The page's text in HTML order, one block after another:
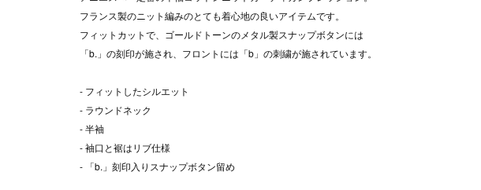
フランス製のニット編みのとても着心地の良いアイテムです。
フィットカットで、ゴールドトーンのメタル製スナップボタンには
「b.」の刻印が施され、フロントには「b」の刺繍が施されています。
- フィットしたシルエット
- ラウンドネック
- 半袖
- 袖口と裾はリブ仕様
- 「b.」刻印入りスナップボタン留め